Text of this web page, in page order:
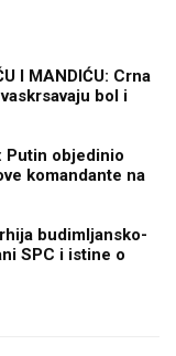
I MANDIĆU: Crna
bol i
Putin objedinio
komandante na
budimljansko-
SPC i istine o